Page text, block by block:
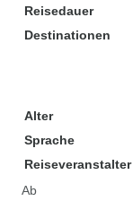
Reisedauer
Destinationen
Alter
Sprache
Reiseveranstalter
Ab